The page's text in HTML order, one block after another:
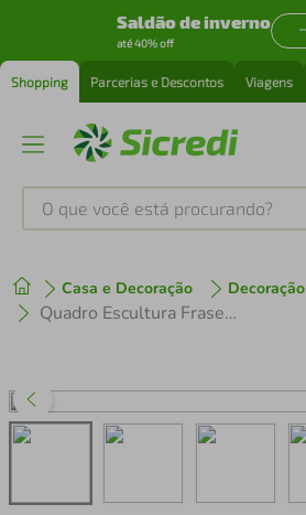
Saldão de inverno
até 40% off
Shopping Parcerias e Descontos Viagens
O que você está procurando?
Casa e Decoração Decoração
Quadro Escultura Frase Think Big 60x42 Cinza
1º tenis
perfume